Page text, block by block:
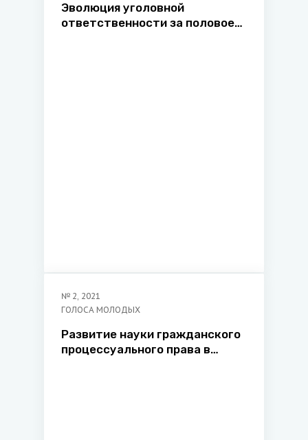
Эволюция уголовной
ответственности за половое
№ 2, 2021
ГОЛОСА МОЛОДЫХ
Развитие науки гражданского
процессуального права в